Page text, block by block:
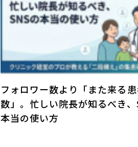
フォロワー数より「また来る
数」。忙しい院長が知るべき
本当の使い方